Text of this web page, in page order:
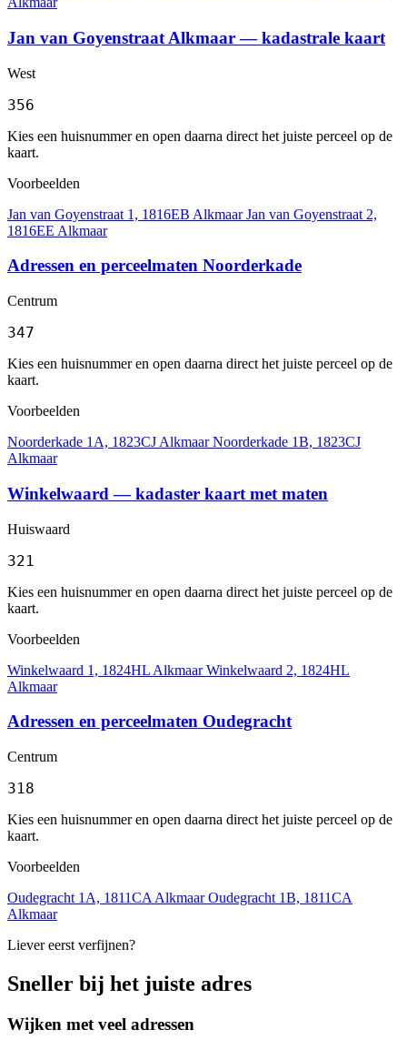
Jan van Goyenstraat Alkmaar — kadastrale kaart
West
356
Kies een huisnummer en open daarna direct het juiste perceel op de
kaart.
Voorbeelden
Jan van Goyenstraat 1, 1816EB AlkmaarJan van Goyenstraat 2,
1816EE Alkmaar
Adressen en perceelmaten Noorderkade
Centrum
347
Kies een huisnummer en open daarna direct het juiste perceel op de
kaart.
Voorbeelden
Noorderkade 1A, 1823CJ AlkmaarNoorderkade 1B, 1823CJ
Alkmaar
Winkelwaard — kadaster kaart met maten
Huiswaard
321
Kies een huisnummer en open daarna direct het juiste perceel op de
kaart.
Voorbeelden
Winkelwaard 1, 1824HL AlkmaarWinkelwaard 2, 1824HL
Alkmaar
Adressen en perceelmaten Oudegracht
Centrum
318
Kies een huisnummer en open daarna direct het juiste perceel op de
kaart.
Voorbeelden
Oudegracht 1A, 1811CA AlkmaarOudegracht 1B, 1811CA
Alkmaar
Liever eerst verfijnen?
Sneller bij het juiste adres
Wijken met veel adressen